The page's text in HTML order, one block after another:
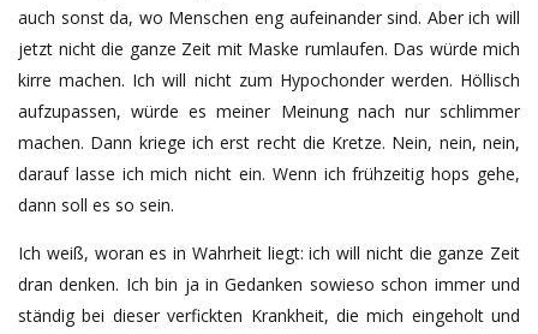
auch sonst da, wo Menschen eng aufeinander sind. Aber ich will
jetzt nicht die ganze Zeit mit Maske rumlaufen. Das würde mich
kirre machen. Ich will nicht zum Hypochonder werden. Höllisch
aufzupassen, würde es meiner Meinung nach nur schlimmer
machen. Dann kriege ich erst recht die Kretze. Nein, nein, nein,
darauf lasse ich mich nicht ein. Wenn ich frühzeitig hops gehe,
dann soll es so sein.
Ich weiß, woran es in Wahrheit liegt: ich will nicht die ganze Zeit
dran denken. Ich bin ja in Gedanken sowieso schon immer und
ständig bei dieser verfickten Krankheit, die mich eingeholt und